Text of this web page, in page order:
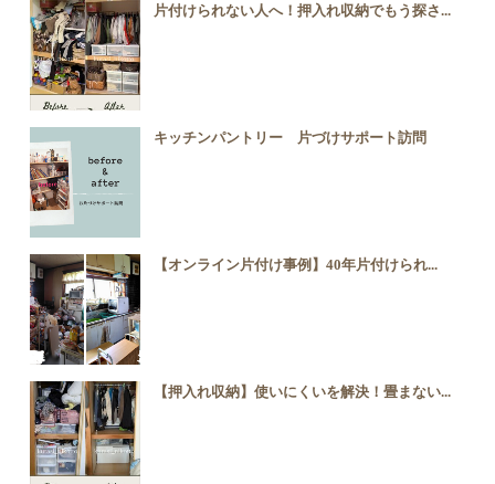
片付けられない人へ！押入れ収納でもう探さ...
キッチンパントリー 片づけサポート訪問
【オンライン片付け事例】40年片付けられ...
【押入れ収納】使いにくいを解決！畳まない...